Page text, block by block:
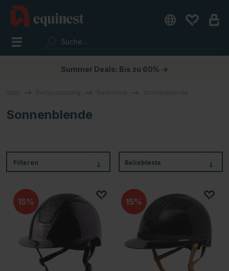
Summer Deals: Bis zu 60% →
Sonnenblende
Filteren Beliebteste
15 15